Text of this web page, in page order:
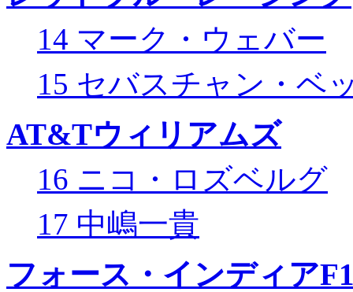
14 マーク・ウェバー
15 セバスチャン・ベ
AT&Tウィリアムズ
16 ニコ・ロズベルグ
17 中嶋一貴
フォース・インディア